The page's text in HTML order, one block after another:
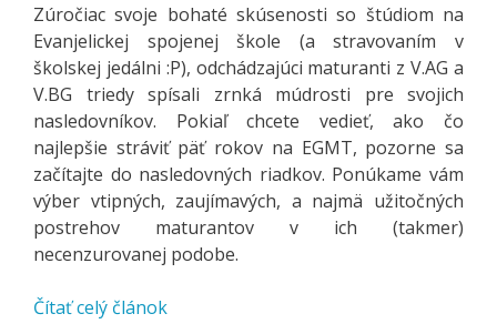
Zúročiac svoje bohaté skúsenosti so štúdiom na
Evanjelickej spojenej škole (a stravovaním v
školskej jedálni :P), odchádzajúci maturanti z V.AG a
V.BG triedy spísali zrnká múdrosti pre svojich
nasledovníkov. Pokiaľ chcete vedieť, ako čo
najlepšie stráviť päť rokov na EGMT, pozorne sa
začítajte do nasledovných riadkov. Ponúkame vám
výber vtipných, zaujímavých, a najmä užitočných
postrehov maturantov v ich (takmer)
necenzurovanej podobe.
Čítať celý článok